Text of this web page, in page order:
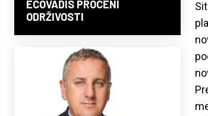
ECOVADIS PROCENI
ODRŽIVOSTI